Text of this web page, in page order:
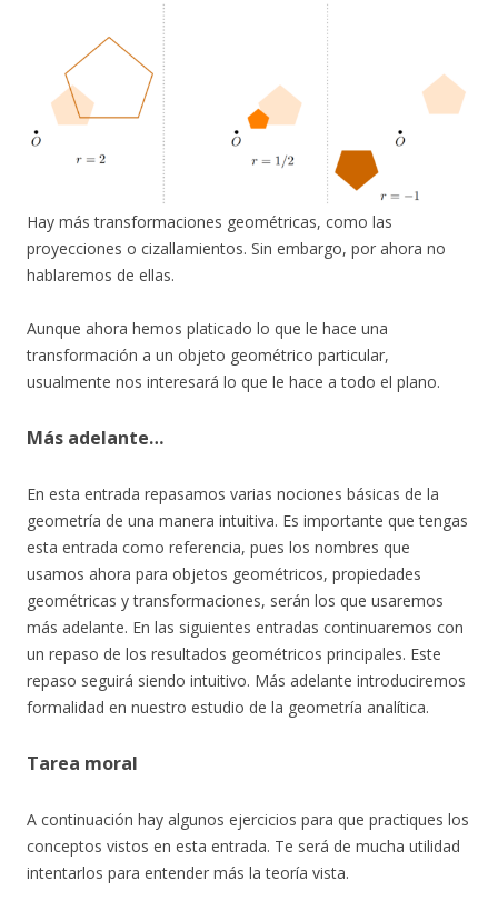
Hay más transformaciones geométricas, como las
proyecciones o cizallamientos. Sin embargo, por ahora no
hablaremos de ellas.
Aunque ahora hemos platicado lo que le hace una
transformación a un objeto geométrico particular,
usualmente nos interesará lo que le hace a todo el plano.
Más adelante…
En esta entrada repasamos varias nociones básicas de la
geometría de una manera intuitiva. Es importante que tengas
esta entrada como referencia, pues los nombres que
usamos ahora para objetos geométricos, propiedades
geométricas y transformaciones, serán los que usaremos
más adelante. En las siguientes entradas continuaremos con
un repaso de los resultados geométricos principales. Este
repaso seguirá siendo intuitivo. Más adelante introduciremos
formalidad en nuestro estudio de la geometría analítica.
Tarea moral
A continuación hay algunos ejercicios para que practiques los
conceptos vistos en esta entrada. Te será de mucha utilidad
intentarlos para entender más la teoría vista.